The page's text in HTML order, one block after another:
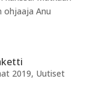
ohjaaja Anu
2019, Uutiset